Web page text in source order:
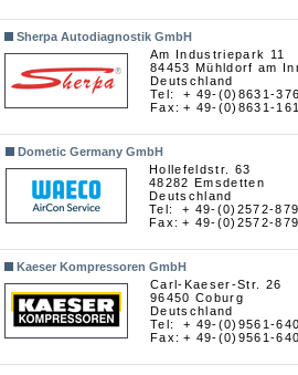
Sherpa Autodiagnostik GmbH
Am Industriepark 11
84453 Mühldorf am
Deutschland
Tel:
Fax:
+ 49-(0)8631-
+ 49-(0)8631-
Dometic Germany GmbH
Hollefeldstr. 63
48282 Emsdetten
Deutschland
Tel:
Fax:
+ 49-(0)2572-
+ 49-(0)2572-
Kaeser Kompressoren GmbH
Carl-Kaeser-Str. 26
96450 Coburg
Deutschland
Tel:
Fax:
+ 49-(0)9561-
+ 49-(0)9561-